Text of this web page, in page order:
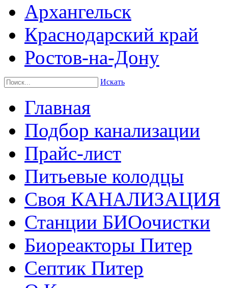
Архангельск
Краснодарский край
Ростов-на-Дону
Искать
Главная
Подбор канализации
Прайс-лист
Питьевые колодцы
Своя КАНАЛИЗАЦИЯ
Станции БИОочистки
Биореакторы Питер
Септик Питер